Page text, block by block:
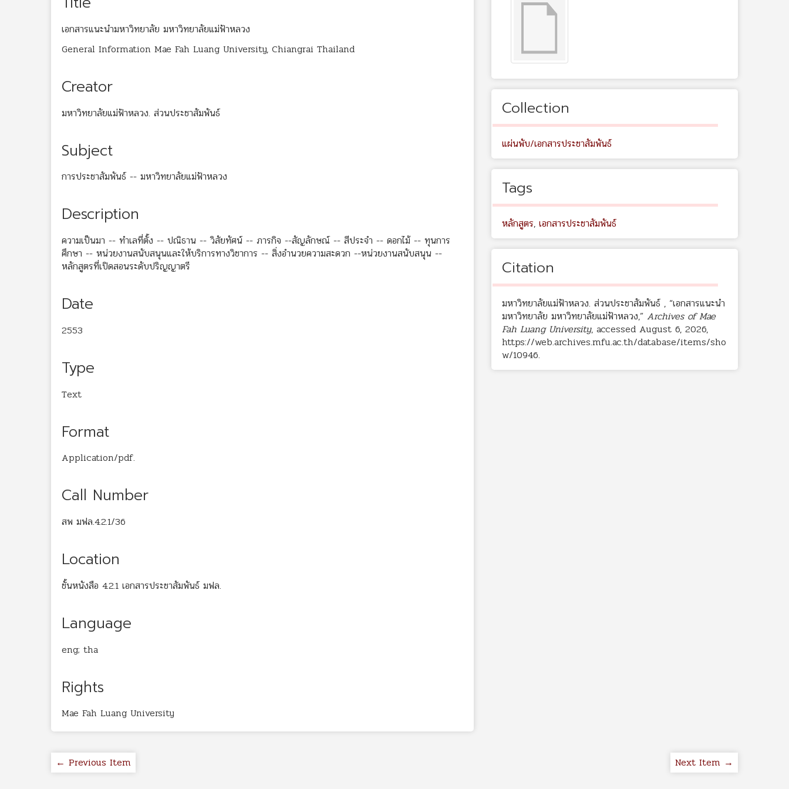
เอกสารแนะนำมหาวิทยาลัย มหาวิทยาลัยแม่ฟ้าหลวง
General Information Mae Fah Luang University, Chiangrai Thailand
Creator
มหาวิทยาลัยแม่ฟ้าหลวง. ส่วนประชาสัมพันธ์
Subject
การประชาสัมพันธ์ -- มหาวิทยาลัยแม่ฟ้าหลวง
Description
ความเป็นมา -- ทำเลที่ตั้ง -- ปณิธาน -- วิสัยทัศน์ -- ภารกิจ --สัญลักษณ์ -- สีประจำ -- ดอกไม้ -- ทุนการ
ศึกษา -- หน่วยงานสนับสนุนและให้บริการทางวิชาการ -- สิ่งอำนวยความสะดวก --หน่วยงานสนับสนุน --
หลักสูตรที่เปิดสอนระดับปริญญาตรี
Date
2553
Type
Text
Format
Application/pdf.
Call Number
สพ มฟล.4.2.1/36
Location
ชั้นหนังสือ 4.2.1 เอกสารประชาสัมพันธ์ มฟล.
Language
eng; tha
Rights
Mae Fah Luang University
Collection
แผ่นพับ/เอกสารประชาสัมพันธ์
Tags
หลักสูตร, เอกสารประชาสัมพันธ์
Citation
มหาวิทยาลัยแม่ฟ้าหลวง. ส่วนประชาสัมพันธ์ , “เอกสารแนะนำ
มหาวิทยาลัย มหาวิทยาลัยแม่ฟ้าหลวง,” Archives of Mae
Fah Luang University, accessed August 6, 2026,
https://web.archives.mfu.ac.th/database/items/sho
w/10946.
← Previous Item Next Item →